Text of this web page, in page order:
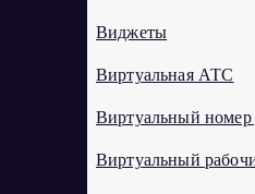
Виджеты
Виртуальная АТС
Виртуальный
Виртуальный